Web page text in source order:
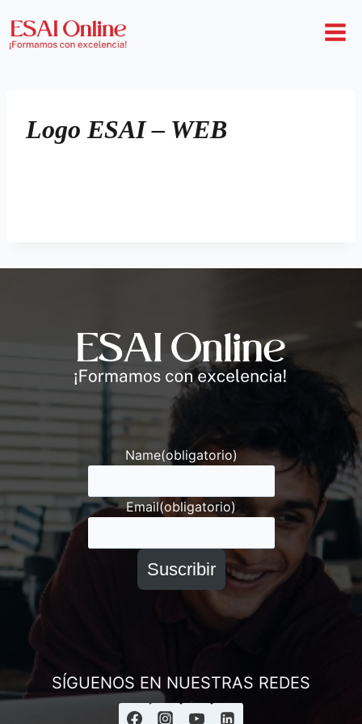
Logo ESAI – WEB
Name(obligatorio)
Email(obligatorio)
Suscribir
SÍGUENOS EN NUESTRAS REDES